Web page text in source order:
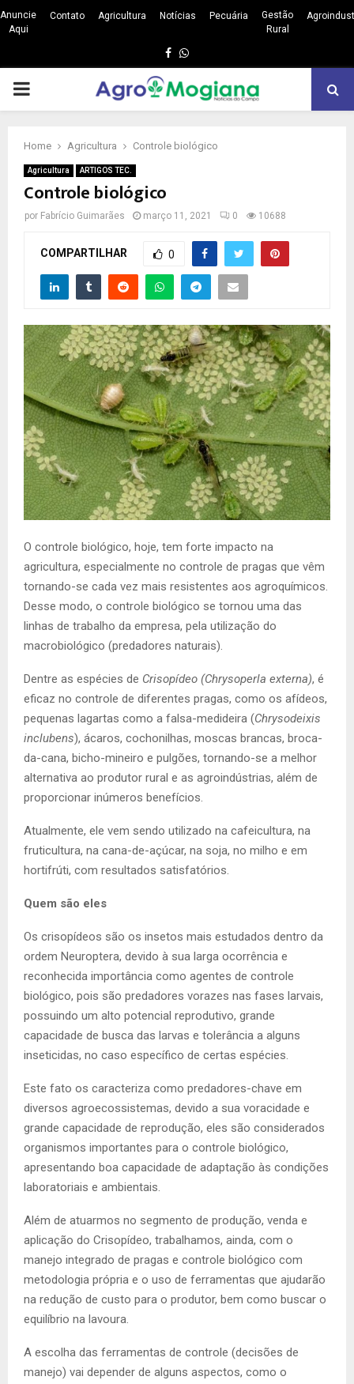
Anuncie
Aqui
Contato Agricultura Notícias Pecuária
Gestão
Rural
Facebook
Whatsapp
PRIMARY
Home Agricultura Controle biológico
Agricultura ARTIGOS TEC.
Controle biológico
por Fabrício Guimarães março 11, 2021 0 10688
COMPARTILHAR 0
O controle biológico, hoje, tem forte impacto na
agricultura, especialmente no controle de pragas que vêm
tornando-se cada vez mais resistentes aos agroquímicos.
Desse modo, o controle biológico se tornou uma das
linhas de trabalho da empresa, pela utilização do
macrobiológico (predadores naturais).
Dentre as espécies de Crisopídeo (Chrysoperla externa), é
eficaz no controle de diferentes pragas, como os afídeos,
pequenas lagartas como a falsa-medideira (Chrysodeixis
inclubens), ácaros, cochonilhas, moscas brancas, broca-
da-cana, bicho-mineiro e pulgões, tornando-se a melhor
alternativa ao produtor rural e as agroindústrias, além de
proporcionar inúmeros benefícios.
Atualmente, ele vem sendo utilizado na cafeicultura, na
fruticultura, na cana-de-açúcar, na soja, no milho e em
hortifrúti, com resultados satisfatórios.
Quem são eles
Os crisopídeos são os insetos mais estudados dentro da
ordem Neuroptera, devido à sua larga ocorrência e
reconhecida importância como agentes de controle
biológico, pois são predadores vorazes nas fases larvais,
possuindo um alto potencial reprodutivo, grande
capacidade de busca das larvas e tolerância a alguns
inseticidas, no caso específico de certas espécies.
Este fato os caracteriza como predadores-chave em
diversos agroecossistemas, devido a sua voracidade e
grande capacidade de reprodução, eles são considerados
organismos importantes para o controle biológico,
apresentando boa capacidade de adaptação às condições
laboratoriais e ambientais.
Além de atuarmos no segmento de produção, venda e
aplicação do Crisopídeo, trabalhamos, ainda, com o
manejo integrado de pragas e controle biológico com
metodologia própria e o uso de ferramentas que ajudarão
na redução de custo para o produtor, bem como buscar o
equilíbrio na lavoura.
A escolha das ferramentas de controle (decisões de
manejo) vai depender de alguns aspectos, como o